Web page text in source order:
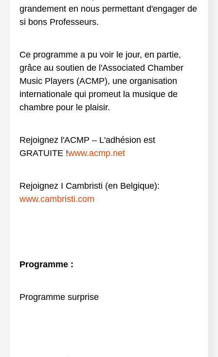
grandement en nous permettant d'engager de
si bons Professeurs.
Ce programme a pu voir le jour, en partie,
grâce au soutien de l'Associated Chamber
Music Players (ACMP), une organisation
internationale qui promeut la musique de
chambre pour le plaisir.
Rejoignez l'ACMP – L'adhésion est
GRATUITE !www.acmp.net
Rejoignez I Cambristi (en Belgique):
www.cambristi.com
Programme :
Programme surprise